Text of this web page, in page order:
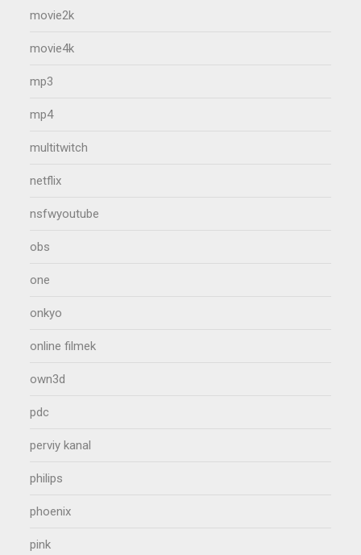
movie2k
movie4k
mp3
mp4
multitwitch
netflix
nsfwyoutube
obs
one
onkyo
online filmek
own3d
pdc
perviy kanal
philips
phoenix
pink